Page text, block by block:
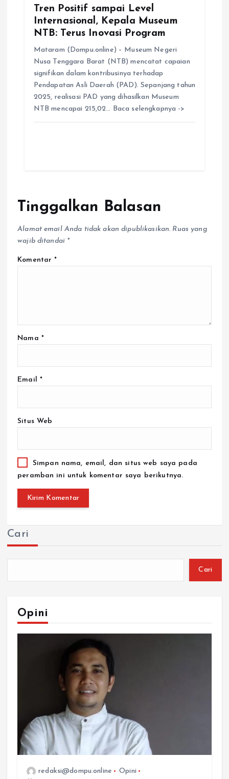
Tren Positif sampai Level
Internasional, Kepala Museum
NTB: Terus Inovasi Program
Mataram (Dompu.online) – Museum Negeri
Nusa Tenggara Barat (NTB) mencatat capaian
signifikan dalam kontribusinya terhadap
Pendapatan Asli Daerah (PAD). Sepanjang tahun
2025, realisasi PAD yang dihasilkan Museum
NTB mencapai 215,02… Baca selengkapnya ->
Tinggalkan Balasan
Alamat email Anda tidak akan dipublikasikan. Ruas yang
wajib ditandai *
Komentar*
Nama *
Email *
Situs Web
Simpan nama, email, dan situs web saya pada
peramban ini untuk komentar saya berikutnya.
Cari
Cari
Opini
redaksi@dompu.online
Opini